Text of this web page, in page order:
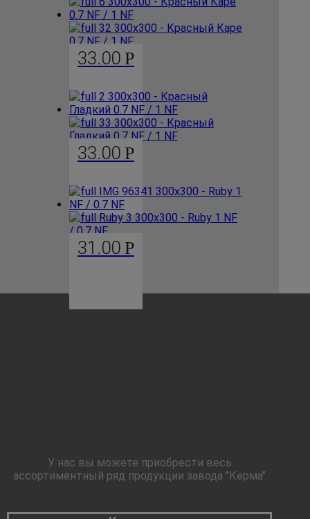
33.00 Р
33.00 Р
31.00 Р
У нас вы можете приобрести весь
ассортиментный ряд продукции завода "Керма"